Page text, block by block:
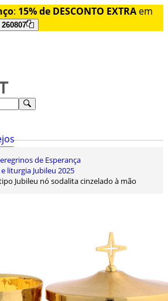
: 15% de DESCONTO EXTRA em
260807
de Esperança
e liturgia Jubileu 2025
Jubileu nó sodalita cinzelado à mão